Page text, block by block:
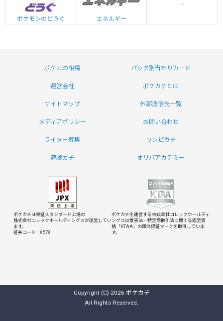
ポケモンのどうぐ エネルギー
-
ポケカの相場 パック別当たりカード
運営会社 ポケカチとは
サイトマップ 外部送信先一覧
メディアポリシー お問い合わせ
ライター募集 ワンピカチ
遊戯カチ オリパアカデミー
ポケカチは東証スタンダード上場の
株式会社コレックホールディングスが運営してい
ます。
証券コード：6578
ポケカチを運営する株式会社コレックホールディ
ングスは景表法・特定商取引法に関する認定資
格「KTAA」の団体認証マークを取得していま
す。
Copyright (C) 2026 ポケカチ
All Rights Reserved.